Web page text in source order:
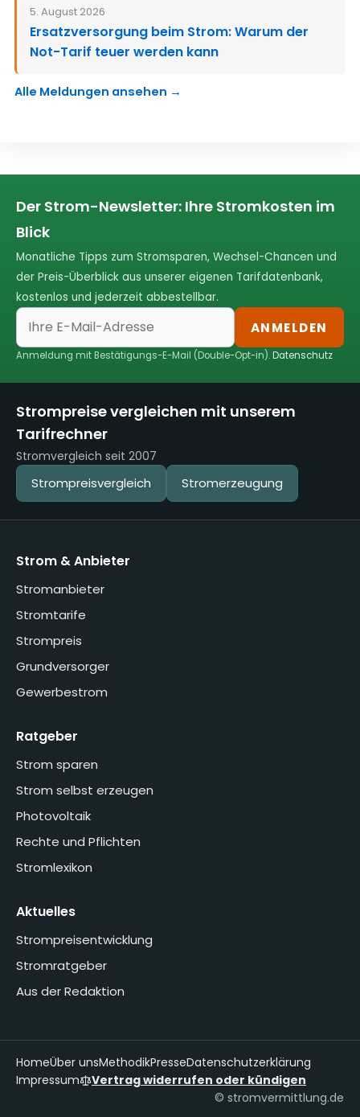
5. August 2026
Ersatzversorgung beim Strom: Warum der
Not-Tarif teuer werden kann
Alle Meldungen ansehen →
Der Strom-Newsletter: Ihre Stromkosten im
Blick
Monatliche Tipps zum Stromsparen, Wechsel-Chancen und
der Preis-Überblick aus unserer eigenen Tarifdatenbank,
kostenlos und jederzeit abbestellbar.
ANMELDEN
Anmeldung mit Bestätigungs-E-Mail (Double-Opt-in).Datenschutz
Strompreise vergleichen mit unserem
Tarifrechner
Stromvergleich seit 2007
Strompreisvergleich Stromerzeugung
Strom & Anbieter
Stromanbieter
Stromtarife
Strompreis
Grundversorger
Gewerbestrom
Ratgeber
Strom sparen
Strom selbst erzeugen
Photovoltaik
Rechte und Pflichten
Stromlexikon
Aktuelles
Strompreisentwicklung
Stromratgeber
Aus der Redaktion
HomeÜber unsMethodikPresseDatenschutzerklärung
Impressum
Vertrag widerrufen oder kündigen
© stromvermittlung.de